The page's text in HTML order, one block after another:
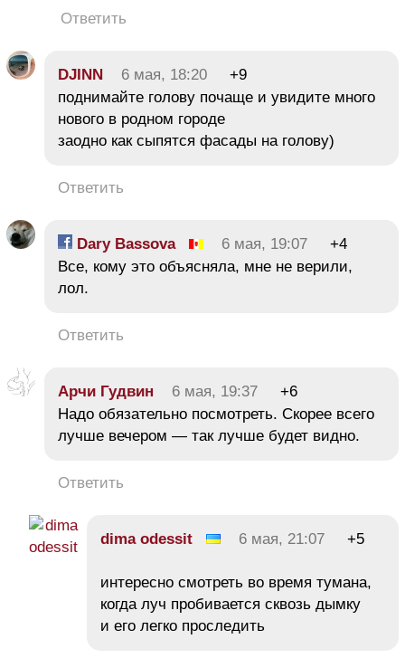
Ответить
DJINN 6 мая, 18:20
+9
поднимайте голову почаще и увидите много
нового в родном городе
заодно как сыпятся фасады на голову)
Ответить
Dary Bassova 6 мая, 19:07
+4
Все, кому это объясняла, мне не верили,
лол.
Ответить
Арчи Гудвин 6 мая, 19:37
+6
Надо обязательно посмотреть. Скорее всего
лучше вечером — так лучше будет видно.
Ответить
dima odessit 6 мая, 21:07 +5
интересно смотреть во время тумана,
когда луч пробивается сквозь дымку
и его легко проследить